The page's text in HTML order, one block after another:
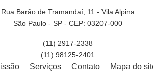
Rua Barão de Tramandaí, 11 - Vila Alpina
São Paulo - SP - CEP: 03207-000
(11) 2917-2338
(11) 98125-2401
Serviços Contato Mapa do